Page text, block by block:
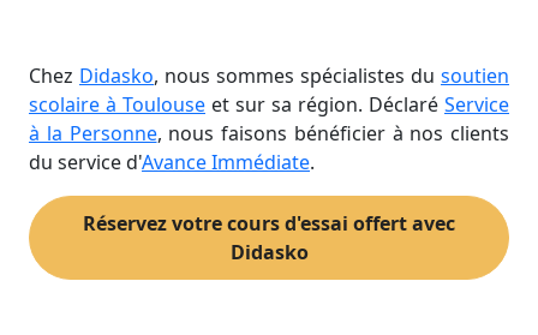
Chez Didasko, nous sommes spécialistes du soutien
scolaire à Toulouse et sur sa région. Déclaré Service
à la Personne, nous faisons bénéficier à nos clients
du service d'Avance Immédiate.
Réservez votre cours d'essai offert avec
Didasko